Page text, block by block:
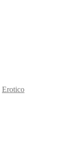
Erotico